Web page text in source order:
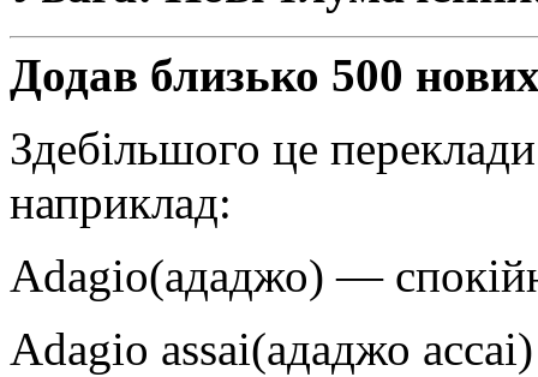
Додав близько 500
Здебільшого це
наприклад:
Adagio(ададжо) —
Adagio assai(ададжо